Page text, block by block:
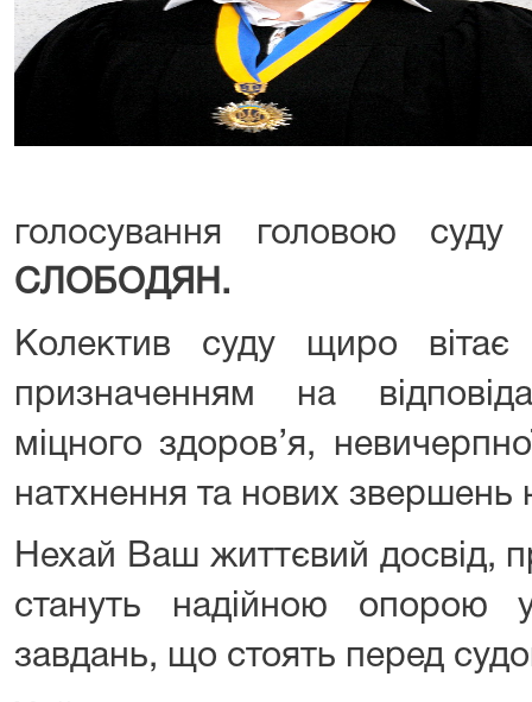
голосування головою
СЛОБОДЯН.
Колектив суду щиро вітає
призначенням на
міцного здоров’я,
натхнення та нових звершень
Нехай Ваш життєвий досвід,
стануть надійною опорою
завдань, що стоять перед